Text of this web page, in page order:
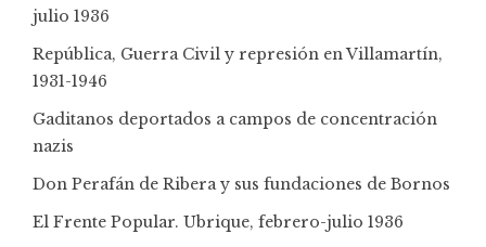
julio 1936
República, Guerra Civil y represión en Villamartín,
1931-1946
Gaditanos deportados a campos de concentración
nazis
Don Perafán de Ribera y sus fundaciones de Bornos
El Frente Popular. Ubrique, febrero-julio 1936